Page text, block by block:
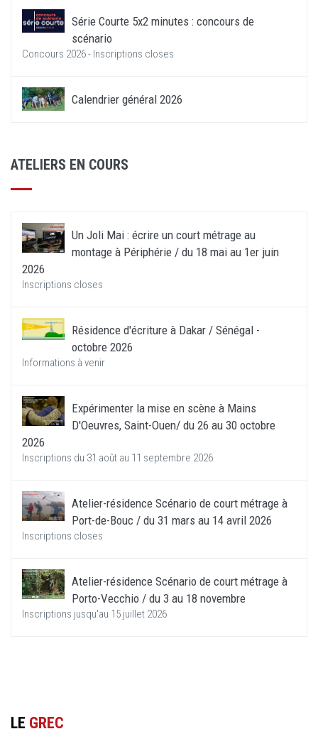
Série Courte 5x2 minutes : concours de
scénario
Concours 2026 - Inscriptions closes
Calendrier général 2026
ATELIERS EN COURS
Un Joli Mai : écrire un court métrage au
montage à Périphérie / du 18 mai au 1er juin
2026
Inscriptions closes
Résidence d'écriture à Dakar / Sénégal -
octobre 2026
Informations à venir
Expérimenter la mise en scène à Mains
D'Oeuvres, Saint-Ouen/ du 26 au 30 octobre
2026
Inscriptions du 31 août au 11 septembre 2026
Atelier-résidence Scénario de court métrage à
Port-de-Bouc / du 31 mars au 14 avril 2026
Inscriptions closes
Atelier-résidence Scénario de court métrage à
Porto-Vecchio / du 3 au 18 novembre
Inscriptions jusqu'au 15 juillet 2026
LE GREC